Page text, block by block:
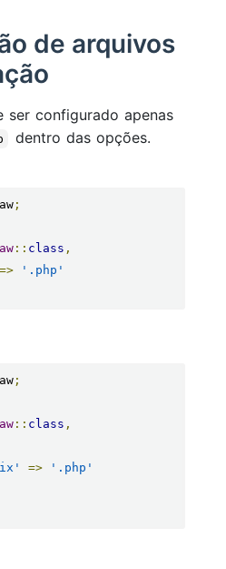
de arquivos
ser configurado apenas
dentro das opções.
;
:: class ,
=>
'.php'
;
:: class ,
=>
'.php'